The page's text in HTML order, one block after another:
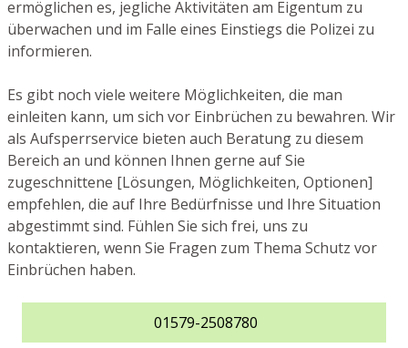
ermöglichen es, jegliche Aktivitäten am Eigentum zu
überwachen und im Falle eines Einstiegs die Polizei zu
informieren.
Es gibt noch viele weitere Möglichkeiten, die man
einleiten kann, um sich vor Einbrüchen zu bewahren. Wir
als Aufsperrservice bieten auch Beratung zu diesem
Bereich an und können Ihnen gerne auf Sie
zugeschnittene [Lösungen, Möglichkeiten, Optionen]
empfehlen, die auf Ihre Bedürfnisse und Ihre Situation
abgestimmt sind. Fühlen Sie sich frei, uns zu
kontaktieren, wenn Sie Fragen zum Thema Schutz vor
Einbrüchen haben.
01579-2508780